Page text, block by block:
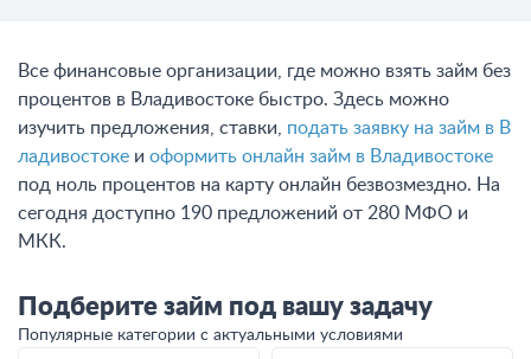
Все финансовые организации, где можно взять займ без
процентов в Владивостоке быстро. Здесь можно
изучить предложения, ставки, подать заявку на займ в В
ладивостоке и оформить онлайн займ в Владивостоке
под ноль процентов на карту онлайн безвозмездно. На
сегодня доступно 190 предложений от 280 МФО и
МКК.
Подберите займ под вашу задачу
Популярные категории с актуальными условиями